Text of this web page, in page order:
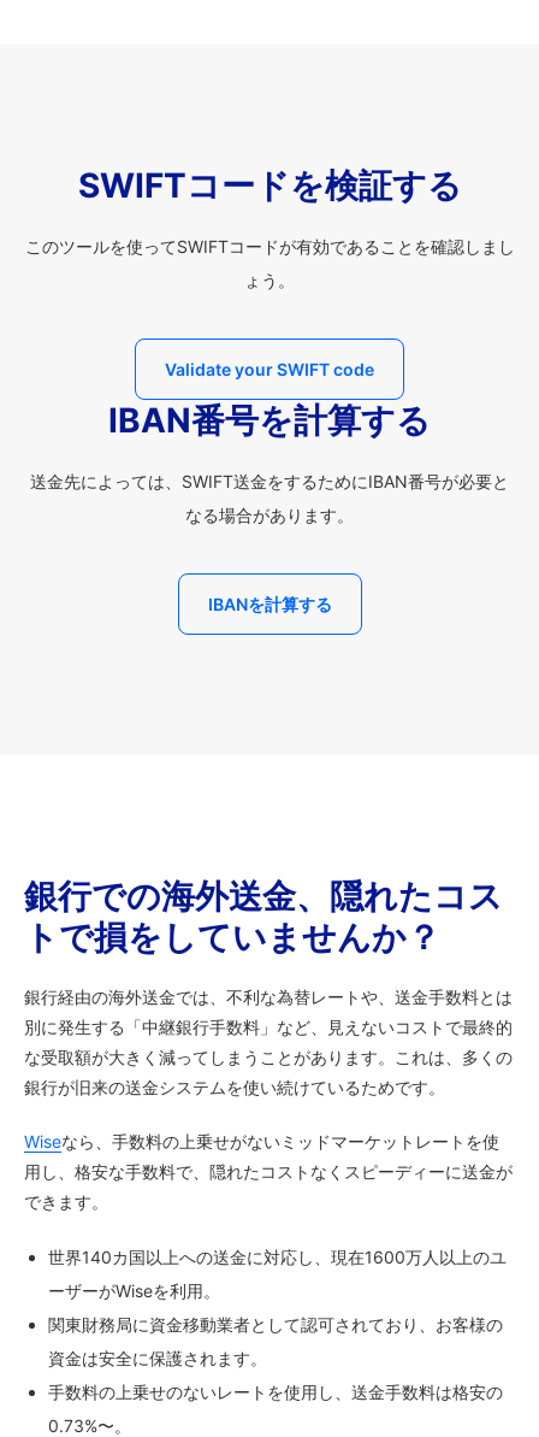
SWIFTコードを検証する
このツールを使ってSWIFTコードが有効であることを確認しまし
ょう。
Validate your SWIFT code
IBAN番号を計算する
送金先によっては、SWIFT送金をするためにIBAN番号が必要と
なる場合があります。
IBANを計算する
銀行での海外送金、隠れたコス
トで損をしていませんか？
銀行経由の海外送金では、不利な為替レートや、送金手数料とは
別に発生する「中継銀行手数料」など、見えないコストで最終的
な受取額が大きく減ってしまうことがあります。これは、多くの
銀行が旧来の送金システムを使い続けているためです。
Wiseなら、手数料の上乗せがないミッドマーケットレートを使
用し、格安な手数料で、隠れたコストなくスピーディーに送金が
できます。
世界140カ国以上への送金に対応し、現在1600万人以上のユ
ーザーがWiseを利用。
関東財務局に資金移動業者として認可されており、お客様の
資金は安全に保護されます。
手数料の上乗せのないレートを使用し、送金手数料は格安の
0.73%〜。